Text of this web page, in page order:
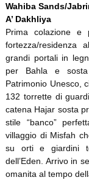
Wahiba Sands/
A’ Dakhliya
Prima colazione e
fortezza/residenza
grandi portali in
per Bahla e sosta
Patrimonio Unesco,
132 torrette di
catena Hajar sosta
stile “banco”
villaggio di Misfah
su orti e giardini
dell’Eden. Arrivo in
omanita al tempo